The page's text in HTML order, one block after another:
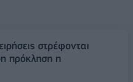
στρέφονται
πρόκληση η